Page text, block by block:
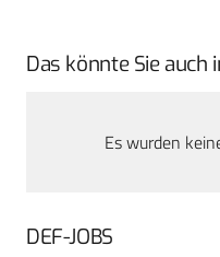
Das könnte Sie auch
Es wurden
DEF-JOBS